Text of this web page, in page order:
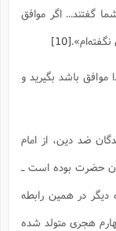
گفتند... اگر موافق
[10]
باشد بگیرید و
ضد دین، از امام
حضرت بوده است ـ
در همین رابطه
هجری متولد شده